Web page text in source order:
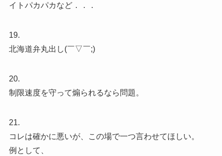
イトパカパカなど．．．
19.
北海道弁丸出し(￣▽￣;)
20.
制限速度を守って煽られるなら問題。
21.
コレは確かに悪いが、この場で一つ言わせてほしい。
例として、